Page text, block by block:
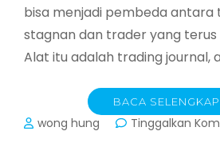
bisa menjadi pembeda antara
stagnan dan trader yang
Alat itu adalah trading journal,
BACA
wong hung Tinggalkan